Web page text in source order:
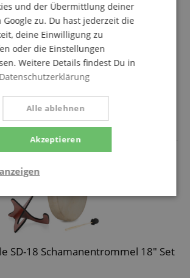
SD-16 Schamanentrommel 16"
für Ritual, Meditation, Klang
für warme, tiefe Trommelklänge
für langlebige Spannung
für authentisches Spielgefühl
Trance, Sound Healing, Therapie
Schlägel für direkten Einsatz
89,90 €
SD-18 Schamanentrommel 18" Set
und der Übermittlung deiner
Google zu. Du hast jederzeit die
deine Einwilligung zu
oder die Einstellungen
Weitere Details findest Du in
Datenschutzerklärung
Akzeptieren
Alle ablehnen
Marketing Funktional